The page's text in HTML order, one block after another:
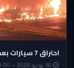
احتراق 7 سيارات بعد سقوط عمود كهرباء في نيوجيرسي